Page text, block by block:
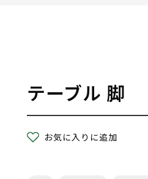
テーブル 脚
お気に入りに追加